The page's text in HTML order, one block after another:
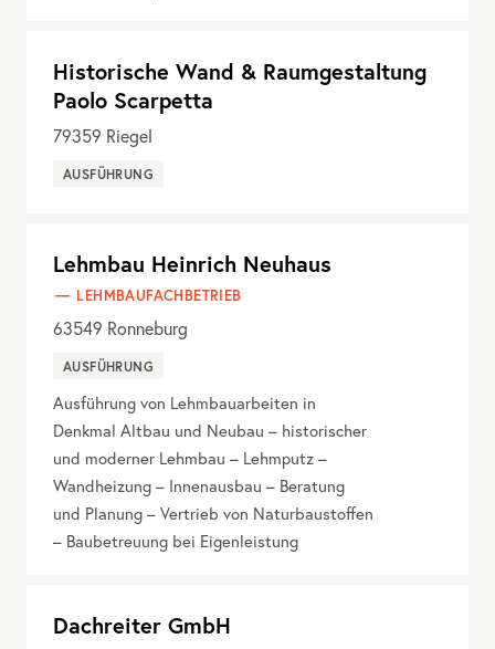
Historische Wand & Raumgestaltung
Paolo Scarpetta
79359 Riegel
AUSFÜHRUNG
Lehmbau Heinrich Neuhaus
LEHMBAUFACHBETRIEB
63549 Ronneburg
AUSFÜHRUNG
Ausführung von Lehmbauarbeiten in
Denkmal Altbau und Neubau – historischer
und moderner Lehmbau – Lehmputz –
Wandheizung – Innenausbau – Beratung
und Planung – Vertrieb von Naturbaustoffen
– Baubetreuung bei Eigenleistung
Dachreiter GmbH